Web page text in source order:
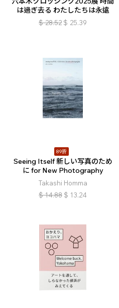
は過ぎ去る わたしたちは永遠
$ 28.52 $ 25.39
89折
Seeing Itself 新しい写真のため
に for New Photography
Takashi Homma
$ 14.88 $ 13.24